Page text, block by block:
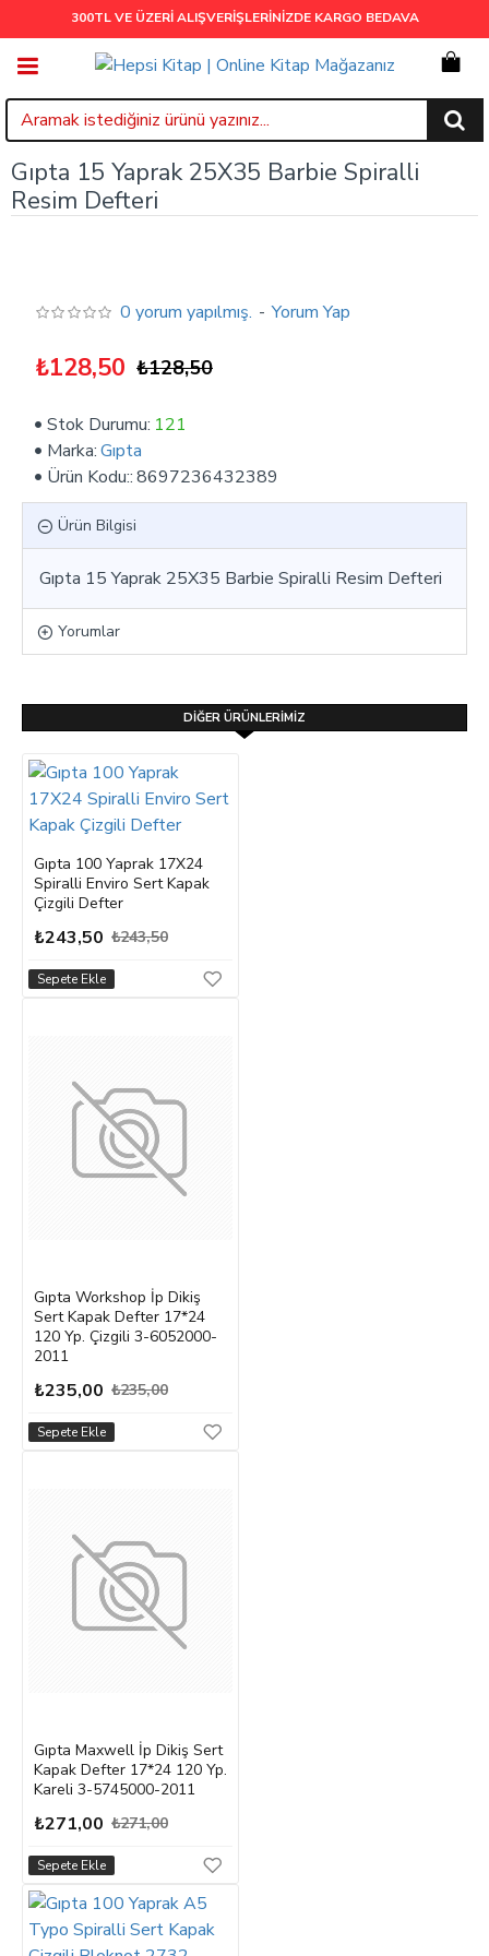
300TL VE ÜZERİ ALIŞVERİŞLERİNİZDE KARGO BEDAVA
Gıpta 15 Yaprak 25X35 Barbie Spiralli
Resim Defteri
Stok Durumu: 121
Marka:Gıpta
Ürün Kodu::8697236432389
0 yorum yapılmış. - Yorum Yap
₺128,50 ₺128,50
Ürün Bilgisi
Gıpta 15 Yaprak 25X35 Barbie Spiralli Resim Defteri
Yorumlar
DIĞER ÜRÜNLERIMIZ
Gıpta 100 Yaprak 17X24
Spiralli Enviro Sert Kapak
Çizgili Defter
₺243,50 ₺243,50
Sepete Ekle
Gıpta Workshop İp Dikiş
Sert Kapak Defter 17*24
120 Yp. Çizgili 3-6052000-
2011
₺235,00 ₺235,00
Sepete Ekle
Gıpta Maxwell İp Dikiş Sert
Kapak Defter 17*24 120 Yp.
Kareli 3-5745000-2011
₺271,00 ₺271,00
Sepete Ekle